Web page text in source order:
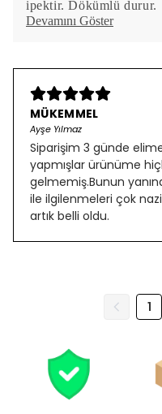
ipektir. Dökümlü durur.
Devamını Göster
MÜKEMMEL
Ayşe Yılmaz
Siparişim 3 günde
yapmışlar ürünüme
gelmemiş.Bunun
ile ilgilenmeleri çok
artık belli oldu.
1